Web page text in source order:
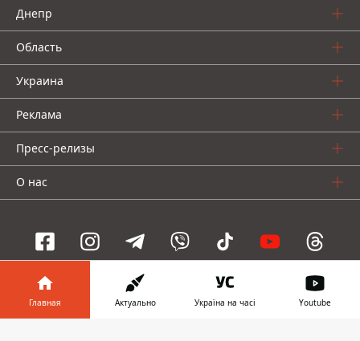
Днепр
Область
Украина
Реклама
Пресс-релизы
О нас
Информатор проекты
Главная Актуально Україна на часі Youtube